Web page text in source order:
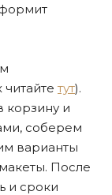
тут).
и
соберем
варианты
После
и сроки